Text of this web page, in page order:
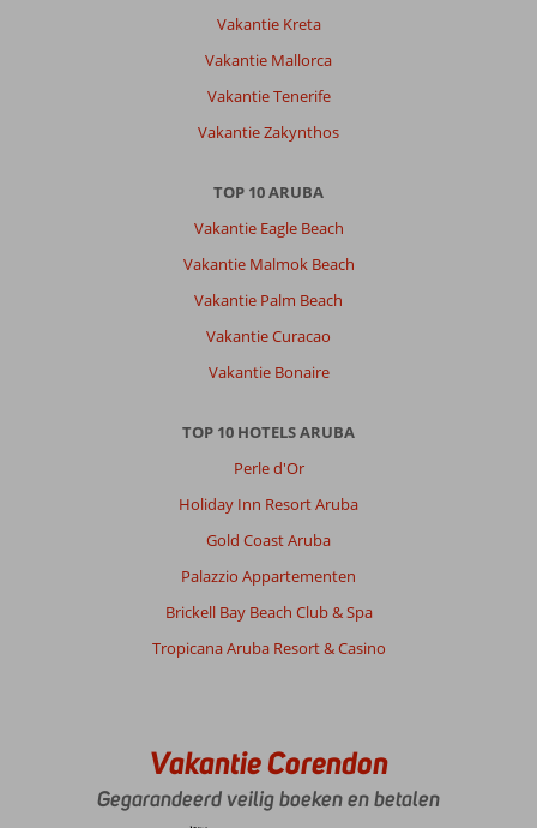
Vakantie Kreta
Vakantie Mallorca
Vakantie Tenerife
Vakantie Zakynthos
TOP 10 ARUBA
Vakantie Eagle Beach
Vakantie Malmok Beach
Vakantie Palm Beach
Vakantie Curacao
Vakantie Bonaire
TOP 10 HOTELS ARUBA
Perle d'Or
Holiday Inn Resort Aruba
Gold Coast Aruba
Palazzio Appartementen
Brickell Bay Beach Club & Spa
Tropicana Aruba Resort & Casino
Vakantie Corendon
Gegarandeerd veilig boeken en betalen